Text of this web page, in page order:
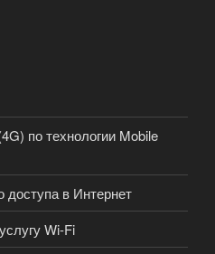
по технологии Mobile
доступа в Интернет
Wi-Fi